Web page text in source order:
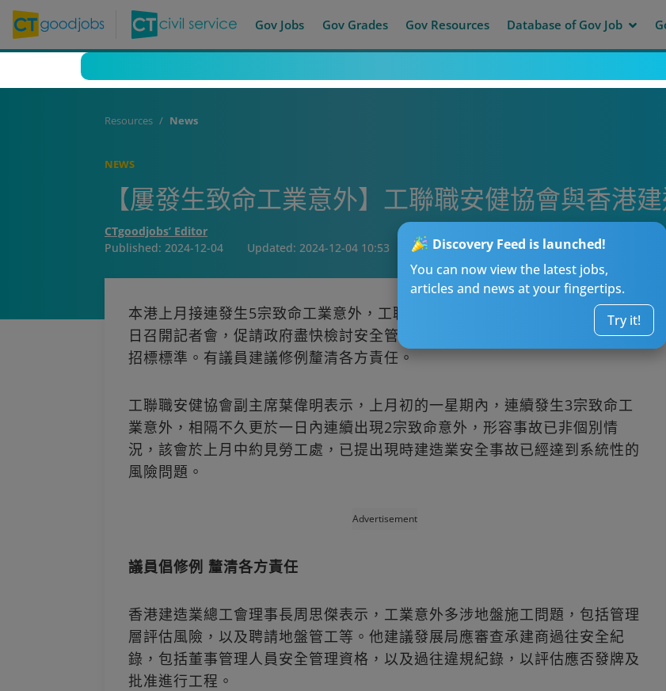
Gov Jobs Gov Grades Gov Resources Database of Gov Job
Discovery Feed is launched!
You can now view the latest jobs,
articles and news at your fingertips.
Try it!
Resources News
NEWS
【屢發生致命工業意外】工聯職安健協會與香港
CTgoodjobs’ Editor
Published: 2024-12-04 Updated: 2024-12-04 10:53
本港上月接連發生5宗致命工業意外，工聯職安健協會與香港建造業總工會昨
日召開記者會，促請政府盡快檢討安全管理制度，以及將安全紀錄列為發牌和
招標標準。有議員建議修例釐清各方責任。
工聯職安健協會副主席葉偉明表示，上月初的一星期內，連續發生3宗致命工
業意外，相隔不久更於一日內連續出現2宗致命意外，形容事故已非個別情
況，該會於上月中約見勞工處，已提出現時建造業安全事故已經達到系統性的
風險問題。
Advertisement
議員倡修例 釐清各方責任
香港建造業總工會理事長周思傑表示，工業意外多涉地盤施工問題，包括管理
層評估風險，以及聘請地盤管工等。他建議發展局應審查承建商過往安全紀
錄，包括董事管理人員安全管理資格，以及過往違規紀錄，以評估應否發牌及
批准進行工程。